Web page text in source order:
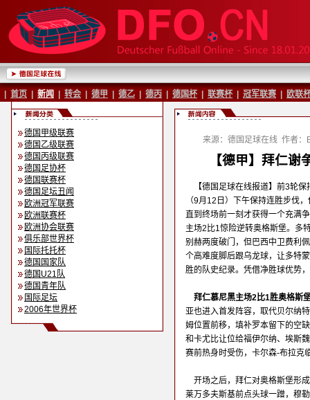
首页 新闻 转会 德甲 德乙 德丙 德国杯 联赛杯 冠军联赛 欧联
德国甲级联赛
德国乙级联赛
德国丙级联赛
德国足协杯
德国联赛杯
德国足坛丑闻
欧洲冠军联赛
欧洲联赛杯
欧洲协会联赛
俱乐部世界杯
国际托托杯
德国国家队
德国U21队
德国青年队
国际足坛
2006年世界杯
来源：德国足球在线 作者：
【德甲】拜仁谢
【德国足球在线报道】前3轮
（9月12日）下午保持连胜步伐
直到终场前一刻才获得一个充满
主场2比1惊险逆转奥格斯堡。多
别赫两度破门，但巴西中卫费利
个高难度脚后跟乌龙球，让多特
胜的队史纪录。凭借净胜球优势
拜仁慕尼黑主场2比1胜奥格斯
亚也进入首发阵容，取代贝尔纳
姆位置前移，填补罗本留下的空
和卡尤比让位给福伊尔纳、埃斯
赛前热身时受伤，卡尔森-布拉克
开场之后，拜仁对奥格斯堡形
莱万多夫斯基前点头球一蹭，穆